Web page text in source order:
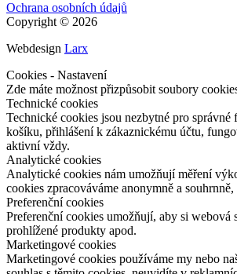
Ochrana osobních údajů
Copyright © 2026
Webdesign Larx
Cookies - Nastavení
Zde máte možnost přizpůsobit soubory
Technické cookies
Technické cookies jsou nezbytné pro
košíku, přihlášení k zákaznickému účtu,
aktivní vždy.
Analytické cookies
Analytické cookies nám umožňují měření
cookies zpracováváme anonymně a
Preferenční cookies
Preferenční cookies umožňují, aby si webová
prohlížené produkty apod.
Marketingové cookies
Marketingové cookies používáme my nebo